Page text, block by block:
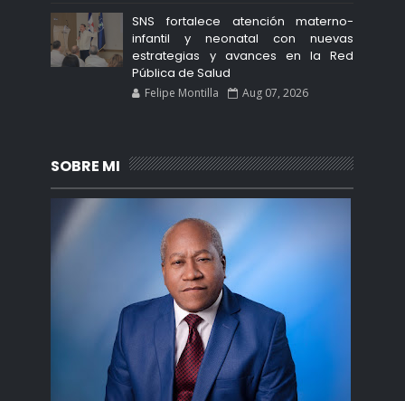
SNS fortalece atención materno-
infantil y neonatal con nuevas
estrategias y avances en la Red
Pública de Salud
Felipe Montilla Aug 07, 2026
SOBRE MI